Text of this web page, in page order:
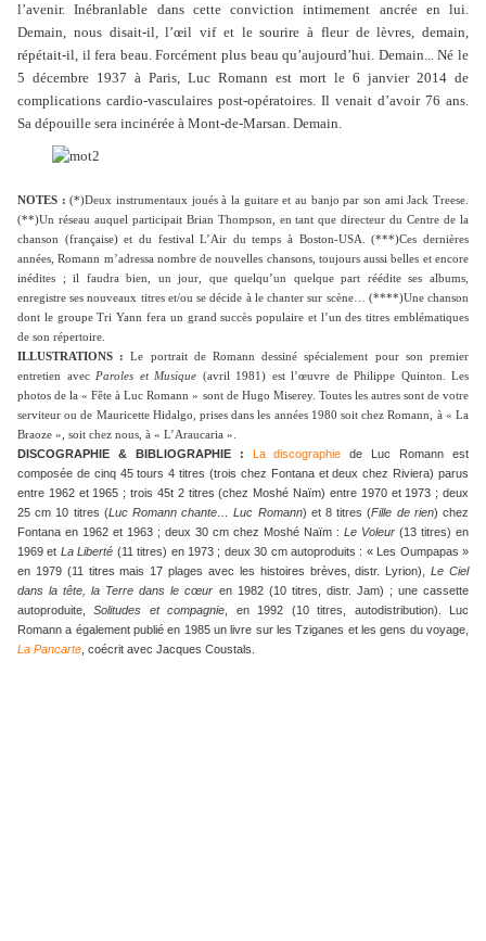
l’avenir. Inébranlable dans cette conviction intimement ancrée en lui.
Demain, nous disait-il, l’œil vif et le sourire à fleur de lèvres, demain,
répétait-il, il fera beau. Forcément plus beau qu’aujourd’hui. Demain... Né le
5 décembre 1937 à Paris, Luc Romann est mort le 6 janvier 2014 de
complications cardio-vasculaires post-opératoires. Il venait d’avoir 76 ans.
Sa dépouille sera incinérée à Mont-de-Marsan. Demain.
NOTES : (*)Deux instrumentaux joués à la guitare et au banjo par son ami Jack Treese.
(**)Un réseau auquel participait Brian Thompson, en tant que directeur du Centre de la
chanson (française) et du festival L’Air du temps à Boston-USA. (***)Ces dernières
années, Romann m’adressa nombre de nouvelles chansons, toujours aussi belles et encore
inédites ; il faudra bien, un jour, que quelqu’un quelque part réédite ses albums,
enregistre ses nouveaux titres et/ou se décide à le chanter sur scène… (****)Une chanson
dont le groupe Tri Yann fera un grand succès populaire et l’un des titres emblématiques
de son répertoire.
ILLUSTRATIONS :
Le portrait de Romann dessiné spécialement pour son premier
entretien avec Paroles et Musique (avril 1981) est l’œuvre de Philippe Quinton. Les
photos de la « Fête à Luc Romann » sont de Hugo Miserey. Toutes les autres sont de votre
serviteur ou de Mauricette Hidalgo, prises dans les années 1980 soit chez Romann, à « La
Braoze », soit chez nous, à « L’Araucaria ».
DISCOGRAPHIE & BIBLIOGRAPHIE : La discographie de Luc Romann est
composée de cinq 45 tours 4 titres (trois chez Fontana et deux chez Riviera) parus
entre 1962 et 1965 ; trois 45t 2 titres (chez Moshé Naïm) entre 1970 et 1973 ; deux
25 cm 10 titres (Luc Romann chante… Luc Romann) et 8 titres (Fille de rien) chez
Fontana en 1962 et 1963 ; deux 30 cm chez Moshé Naïm : Le Voleur (13 titres) en
1969 et La Liberté (11 titres) en 1973 ; deux 30 cm autoproduits : « Les Oumpapas »
en 1979 (11 titres mais 17 plages avec les histoires brèves, distr. Lyrion),
Le Ciel
dans la tête, la Terre dans le cœur en 1982 (10 titres, distr. Jam) ; une cassette
autoproduite,
Solitudes et compagnie , en 1992 (10 titres, autodistribution). Luc
Romann a également publié en 1985 un livre sur les Tziganes et les gens du voyage,
La Pancarte , coécrit avec Jacques Coustals.